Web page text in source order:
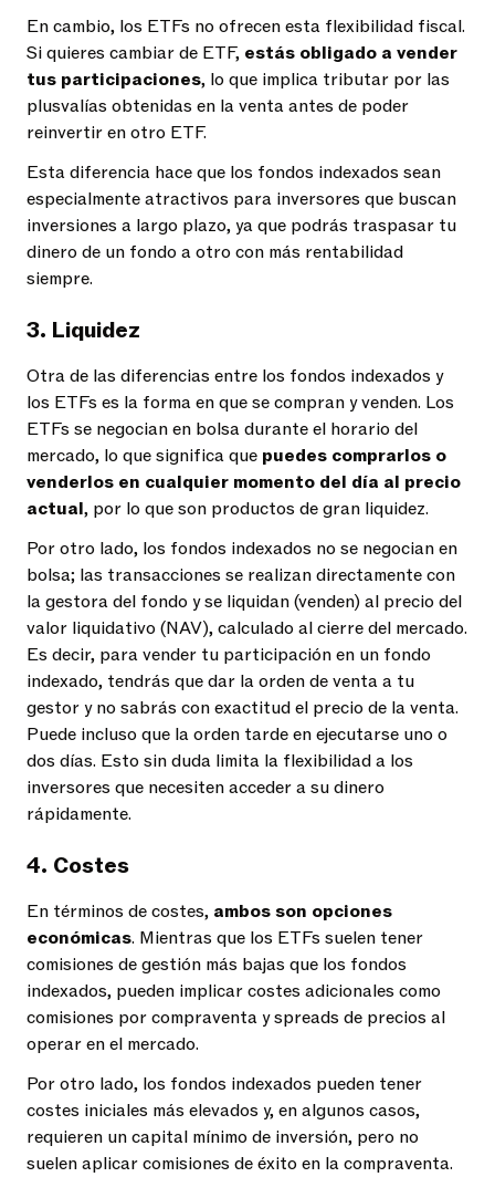
En cambio, los ETFs no ofrecen esta flexibilidad fiscal.
Si quieres cambiar de ETF, estás obligado a vender
tus participaciones, lo que implica tributar por las
plusvalías obtenidas en la venta antes de poder
reinvertir en otro ETF.
Esta diferencia hace que los fondos indexados sean
especialmente atractivos para inversores que buscan
inversiones a largo plazo, ya que podrás traspasar tu
dinero de un fondo a otro con más rentabilidad
siempre.
3. Liquidez
Otra de las diferencias entre los fondos indexados y
los ETFs es la forma en que se compran y venden. Los
ETFs se negocian en bolsa durante el horario del
mercado, lo que significa que puedes comprarlos o
venderlos en cualquier momento del día al precio
actual, por lo que son productos de gran liquidez.
Por otro lado, los fondos indexados no se negocian en
bolsa; las transacciones se realizan directamente con
la gestora del fondo y se liquidan (venden) al precio del
valor liquidativo (NAV), calculado al cierre del mercado.
Es decir, para vender tu participación en un fondo
indexado, tendrás que dar la orden de venta a tu
gestor y no sabrás con exactitud el precio de la venta.
Puede incluso que la orden tarde en ejecutarse uno o
dos días. Esto sin duda limita la flexibilidad a los
inversores que necesiten acceder a su dinero
rápidamente.
4. Costes
En términos de costes, ambos son opciones
económicas. Mientras que los ETFs suelen tener
comisiones de gestión más bajas que los fondos
indexados, pueden implicar costes adicionales como
comisiones por compraventa y spreads de precios al
operar en el mercado.
Por otro lado, los fondos indexados pueden tener
costes iniciales más elevados y, en algunos casos,
requieren un capital mínimo de inversión, pero no
suelen aplicar comisiones de éxito en la compraventa.